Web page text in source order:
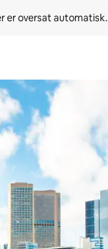
er oversat automatisk.